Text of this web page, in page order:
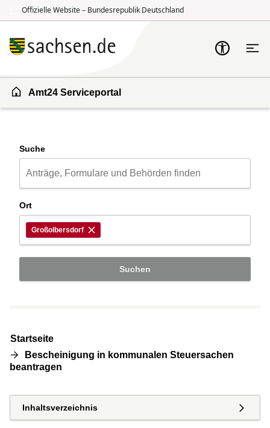
Offizielle Website – Bundesrepublik Deutschland
Amt24 Serviceportal
Suche
Ort
Großolbersdorf
Suchen
Startseite
Bescheinigung in kommunalen Steuersachen
beantragen
Inhaltsverzeichnis